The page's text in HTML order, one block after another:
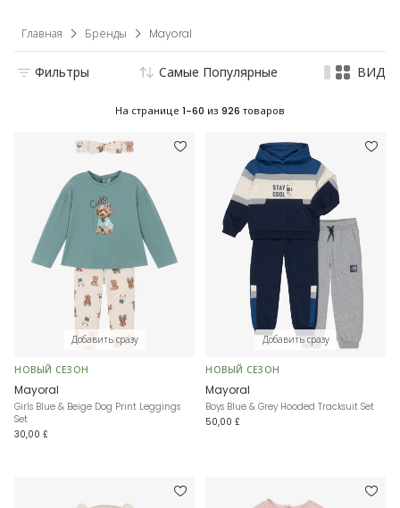
Главная Бренды Mayoral
Фильтры Самые Популярные ВИД
На странице 1-60 из 926 товаров
Добавить сразу
НОВЫЙ СЕЗОН
Mayoral
Girls Blue & Beige Dog Print Leggings
Set
30,00 £
Добавить сразу
НОВЫЙ СЕЗОН
Mayoral
Boys Blue & Grey Hooded Tracksuit Set
50,00 £